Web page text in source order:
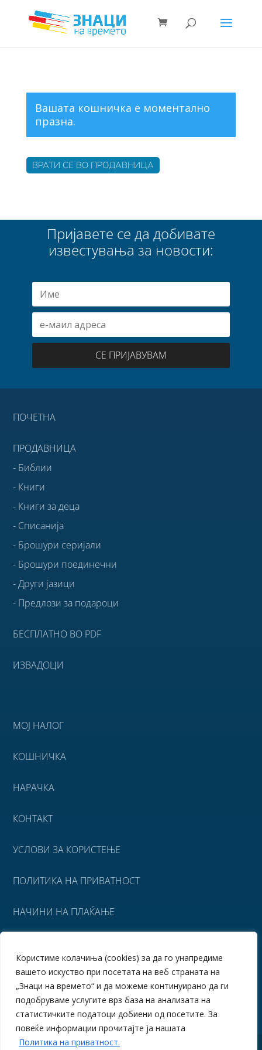
Користиме колачиња (cookies) за да го унапредиме
вашето искуство при посетата на веб страната на
„Знаци на времето“ и да можеме континуирано да ги
подобруваме услугите врз база на анализата на
статистичките податоци добиени од посетите. За
повеќе информации прочитајте ја нашата
Политика на приватност.
Вашата кошничка е моментално
празна.
ВРАТИ СЕ ВО ПРОДАВНИЦА
Пријавете се да добивате
известувања за новости:
СЕ ПРИЈАВУВАМ
ПОЧЕТНА
ПРОДАВНИЦА
- Библии
- Книги
- Книги за деца
- Списанија
- Брошури серијали
- Брошури поединечни
- Други јазици
- Предлози за подароци
БЕСПЛАТНО ВО PDF
ИЗВАДОЦИ
МОЈ НАЛОГ
КОШНИЧКА
НАРАЧКА
КОНТАКТ
УСЛОВИ ЗА КОРИСТЕЊЕ
ПОЛИТИКА НА ПРИВАТНОСТ
НАЧИНИ НА ПЛАЌАЊЕ
ПОВРАТ НА СРЕДСТВА